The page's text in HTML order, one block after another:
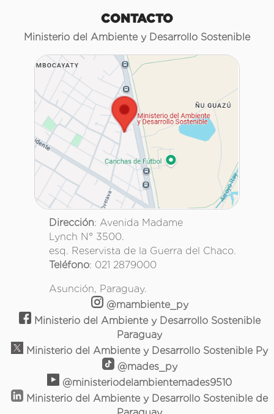
CONTACTO
Ministerio del Ambiente y Desarrollo Sostenible
Dirección: Avenida Madame
Lynch N° 3500.
esq. Reservista de la Guerra del Chaco.
Teléfono: 021 2879000
Asunción, Paraguay.
@mambiente_py
Ministerio del Ambiente y Desarrollo Sostenible
Paraguay
Ministerio del Ambiente y Desarrollo Sostenible Py
@mades_py
@ministeriodelambientemades9510
Ministerio del Ambiente y Desarrollo Sostenible de